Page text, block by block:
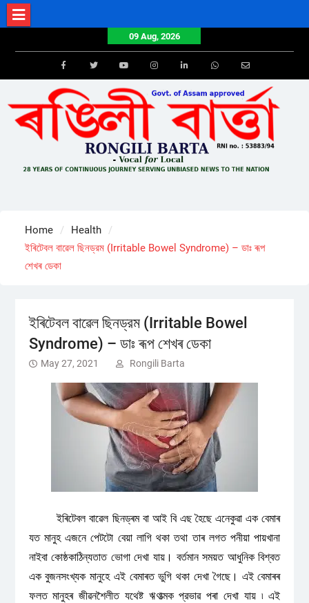
Skip
to
09 Aug, 2026
FacebookTwitterYoutube Email
Home
Health
ইৰিটেবল বাৱেল ছিনড্রম (Irritable Bowel Syndrome) – ডাঃ ৰূপ
শেখৰ ডেকা
ইৰিটেবল বাৱেল ছিনড্রম (Irritable Bowel
Syndrome) – ডাঃ ৰূপ শেখৰ ডেকা
May 27, 2021 Rongili Barta
ইৰিটেবল বাৱেল ছিনড্ৰম বা আই বি এছ হৈছে এনেকুৱা এক বেমাৰ
যত মানুহ এজনে পেটটো বেয়া লাগি থকা তথা তাৰ লগত পনীয়া পায়খানা
নাইবা কোষ্ঠকাঠিন্যতাত ভোগা দেখা যায়। বর্তমান সময়ত আধুনিক বিশ্বত
এক বুজনসংখ্যক মানুহে এই বেমাৰত ভুগি থকা দেখা গৈছে। এই বেমাৰৰ
ফলত মানুহৰ জীৱনশৈলীত যথেষ্ট ঋণাত্মক প্রভাৱ পৰা দেখা যায় ৷ এই